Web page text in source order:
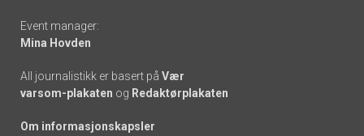
Event manager:
Mina Hovden
All journalistikk er basert på Vær
varsom-plakaten og Redaktørplakaten
Om informasjonskapsler